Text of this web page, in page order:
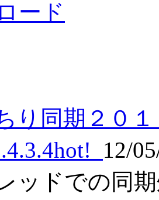
ード
り同期２０
hot!
12/
ッドでの同